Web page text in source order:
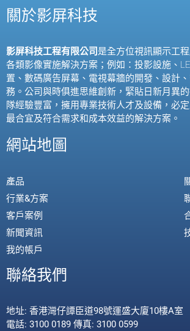
關於影屏科技
影屏科技工程有限公司是全方位視訊顯示工
各類影像實施解決方案；例如：投影設施、
置、數碼廣告屏幕、電視幕牆的開發、設計
務。公司與時俱進思維創新，緊貼日新月異
隊經驗豐富，擁用專業技術人才及設備，必
最合宜及符合需求和成本效益的解決方案。
網站地圖
產品
行業&方案
客戶案例
新聞資訊
我的帳戶
聯絡我們
地址: 香港灣仔譚臣道98號運盛大廈10樓A室
電話: 3100 0189 傳真: 3100 0599